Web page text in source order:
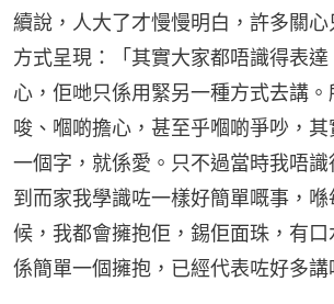
續說，人大了才慢慢明白，許多關
方式呈現：「其實大家都唔識得表達
心，佢哋只係用緊另一種方式去講
唆、嗰啲擔心，甚至乎嗰啲爭吵，
一個字，就係愛。只不過當時我唔識
到而家我學識咗一樣好簡單嘅事，
候，我都會擁抱佢，錫佢面珠，有口
係簡單一個擁抱，已經代表咗好多講